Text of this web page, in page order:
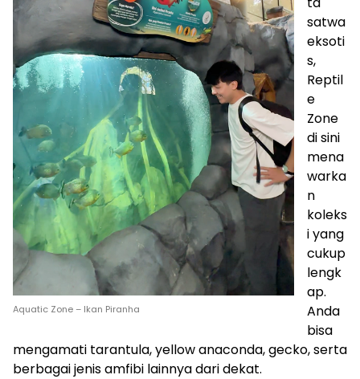
Aquatic Zone – Ikan Piranha
satwa
eksoti
s,
Reptil
e
Zone
di sini
mena
warka
n
koleks
i yang
cukup
lengk
ap.
Anda
bisa
mengamati tarantula, yellow anaconda, gecko, serta
berbagai jenis amfibi lainnya dari dekat.